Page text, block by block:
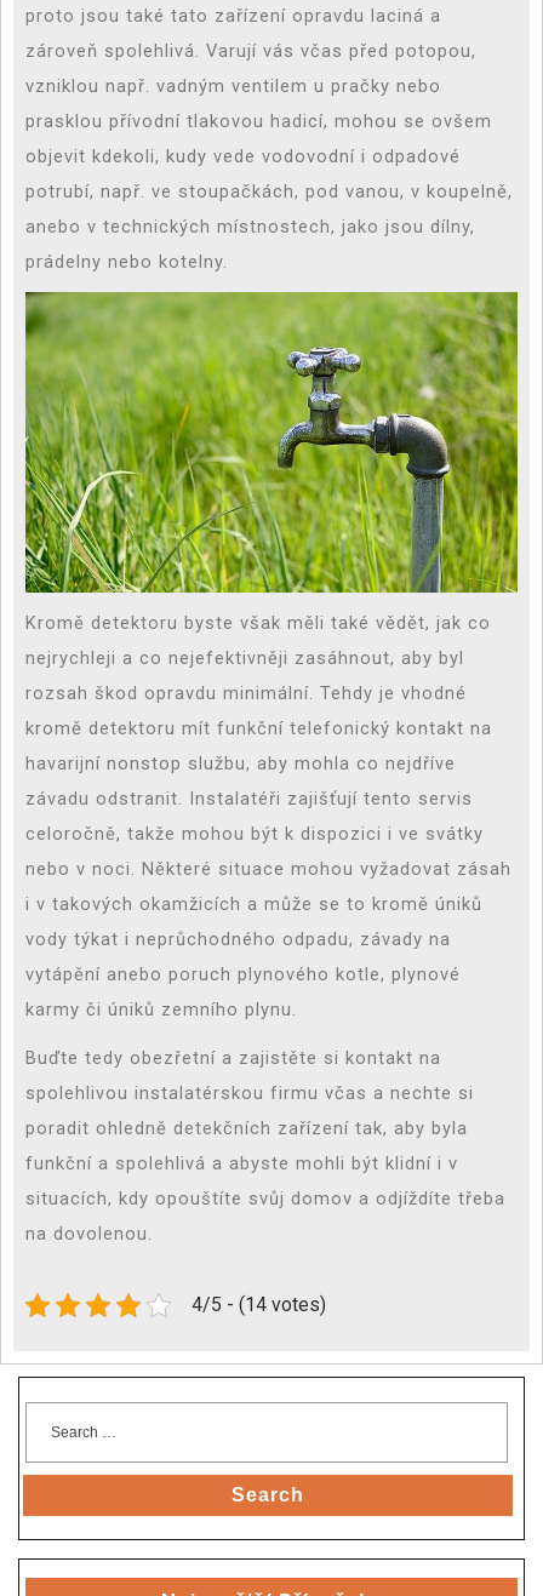
proto jsou také tato zařízení opravdu laciná a
zároveň spolehlivá. Varují vás včas před potopou,
vzniklou např. vadným ventilem u pračky nebo
prasklou přívodní tlakovou hadicí, mohou se ovšem
objevit kdekoli, kudy vede vodovodní i odpadové
potrubí, např. ve stoupačkách, pod vanou, v koupelně,
anebo v technických místnostech, jako jsou dílny,
prádelny nebo kotelny.
Kromě detektoru byste však měli také vědět, jak co
nejrychleji a co nejefektivněji zasáhnout, aby byl
rozsah škod opravdu minimální. Tehdy je vhodné
kromě detektoru mít funkční telefonický kontakt na
havarijní nonstop službu, aby mohla co nejdříve
závadu odstranit. Instalatéři zajišťují tento servis
celoročně, takže mohou být k dispozici i ve svátky
nebo v noci. Některé situace mohou vyžadovat zásah
i v takových okamžicích a může se to kromě úniků
vody týkat i neprůchodného odpadu, závady na
vytápění anebo poruch plynového kotle, plynové
karmy či úniků zemního plynu.
Buďte tedy obezřetní a zajistěte si kontakt na
spolehlivou instalatérskou firmu včas a nechte si
poradit ohledně detekčních zařízení tak, aby byla
funkční a spolehlivá a abyste mohli být klidní i v
situacích, kdy opouštíte svůj domov a odjíždíte třeba
na dovolenou.
4/5 - (14 votes)
Search